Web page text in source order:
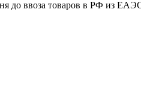
до ввоза товаров в РФ из